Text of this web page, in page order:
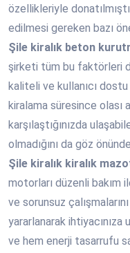
özellikleriyle
edilmesi gereken bazı
Şile kiralık beton
şirketi tüm bu faktörleri
kaliteli ve kullanıcı dostu
kiralama süresince olası
karşılaştığınızda
olmadığını da göz
Şile kiralık kiralık
motorları düzenli bakım
ve sorunsuz
yararlanarak ihtiyacınıza
ve hem enerji tasarrufu